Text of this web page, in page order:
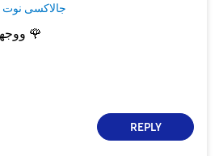
جالاكسى نوت
🌹
REPLY